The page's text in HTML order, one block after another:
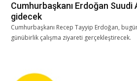
Cumhurbaşkanı Erdoğan
gidecek
Cumhurbaşkanı Recep Tayyip Erdoğan,
günübirlik çalışma ziyareti gerçekleştirecek.